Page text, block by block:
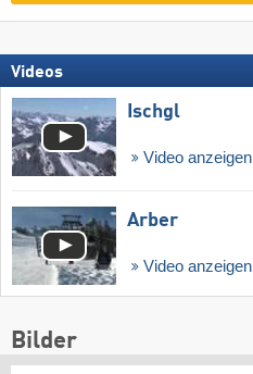
Videos
Ischgl
Video anzeigen
Arber
Video anzeigen
Bilder